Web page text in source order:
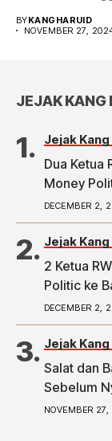
BYKANGHARUID
NOVEMBER 27,
JEJAK KANG
Jejak
Dua Ketua
Money
DECEMBER 2,
Jejak
2 Ketua
Politic ke
telah
2 Ketua
Politic ke
https://
ketua-rw-
DECEMBER 2,
Jejak
Salat dan
Sebelum
NOVEMBER